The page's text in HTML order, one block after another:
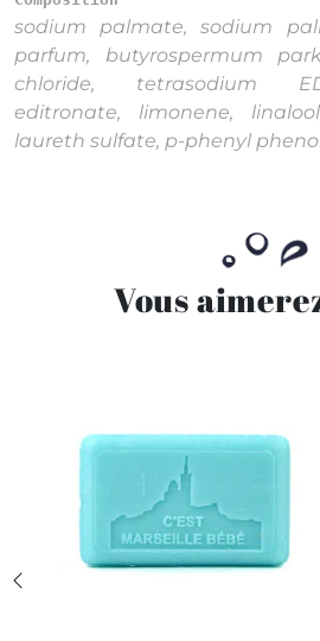
sodium palmate, sodium
parfum, butyrospermum
chloride, tetrasodium
editronate, limonene,
laureth sulfate, p-phenyl
Vous